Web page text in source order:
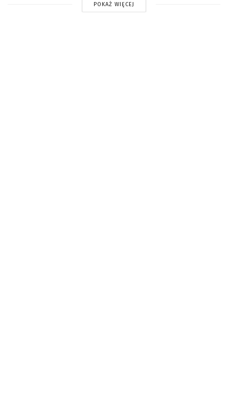
POKAŻ WIĘCEJ